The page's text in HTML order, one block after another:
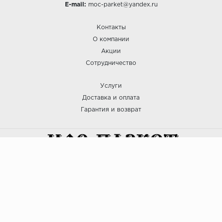
E-mail: moc-parket@yandex.ru
Контакты
О компании
Акции
Сотрудничество
Услуги
Доставка и оплата
Гарантия и возврат